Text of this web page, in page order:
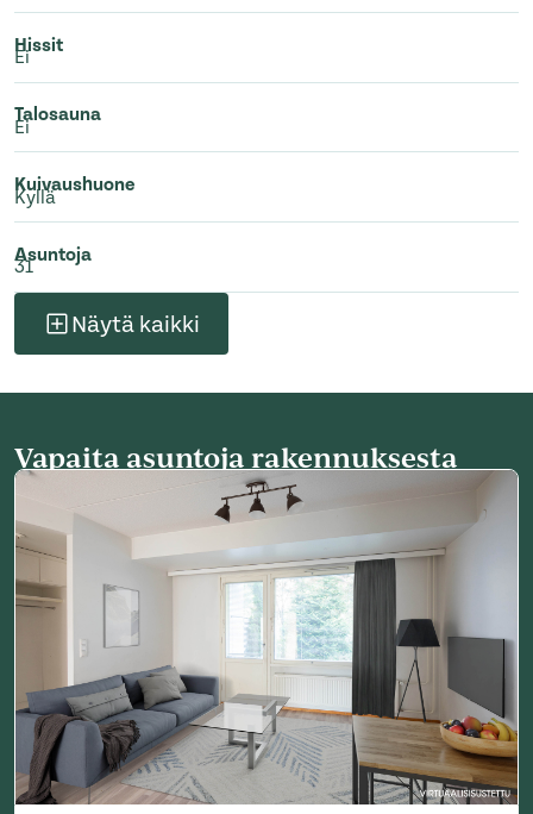
Hissit
Ei
Talosauna
Ei
Kuivaushuone
Kyllä
Asuntoja
31
Näytä kaikki
Vapaita asuntoja rakennuksesta